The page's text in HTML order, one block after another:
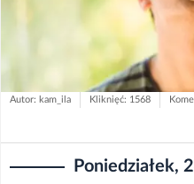
Autor: kam_ila Kliknięć: 1568
Poniedziałek,